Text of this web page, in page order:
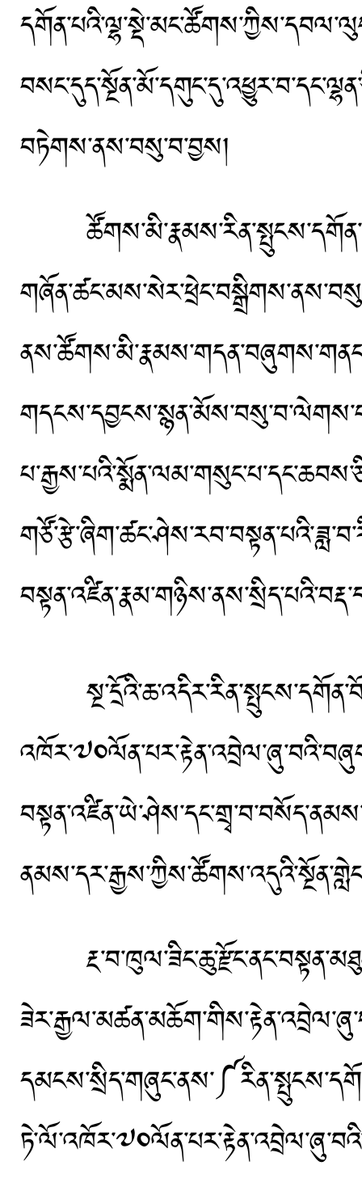
བཏེགས་ནས་བསུ་བ་བྱས།